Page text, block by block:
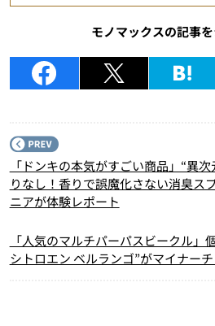
モノマックスの記事
「ドンキの本気がすごい商品」“異
りなし！香りで誤魔化さない消臭ス
ニアが体験レポート
「人気のマルチパーパスビークル」
シトロエン ベルランゴ”がマイナー